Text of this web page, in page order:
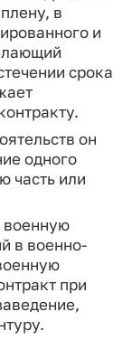
в
и
срока
он
одного
часть или
военную
в военно-
при